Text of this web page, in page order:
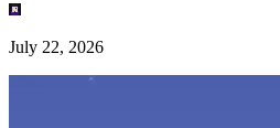
July 22, 2026